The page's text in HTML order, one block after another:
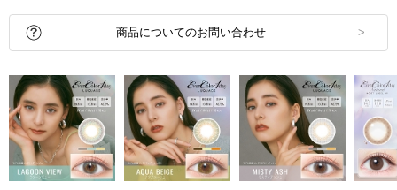
商品についてのお問い合わせ